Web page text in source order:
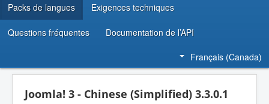
Packs de langues Exigences techniques
Questions fréquentes Documentation de l’API
Français (Canada)
Joomla! 3 - Chinese (Simplified) 3.3.0.1